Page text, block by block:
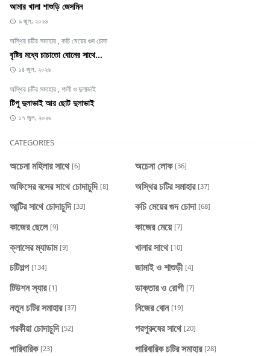
আমার খালা শাশুড়ি জেসমিন
৯ জুল, ২০২৬
অস্থির চটির সমাহার ,কচি মেয়ের গুদ চোদা
বৃষ্টির মধ্যে চাচাতো বোনের সাথে...
১৪ জুল, ২০২৬
অস্থির চটির সমাহার ,শালী ও দুলাভাই
টিপু দুলাভাই আর ছোট দুলাভাই
১৭ জুল, ২০২৬
CATEGORIES
অচেনা মহিলার সাথে [6] অচেনা লোক [36]
অফিসের বসের সাথে চোদাচুদি [8] অস্থির চটির সমাহার [37]
আন্টির সাথে চোদাচুদি [33] কচি মেয়ের গুদ চোদা [68]
কাজের ছেলে [9] কাজের মেয়ে [7]
ক্লাসের ম্যাডাম [9] খালার সাথে [10]
চটিগল্প [134] জামাই ও শাশুড়ী [4]
টিউশন স্যার [1] ডাক্তার ও রোগী [7]
নতুন চটির সমাহার [37] নিজের বোন [19]
পরকীয়া চোদাচুদি [52] পরপুরুষের সাথে [20]
পারিবারিক [23] পারিবারিক চটির সমাহার [28]